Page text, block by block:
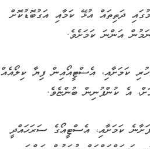
ދަތިތައް އުޅޭ ކަމާއި އަގުބޮޑުކޮށް
އަންނަ ކަމަށެވެ.
ކަމަށާއި، އެސްޓީއޯއިން ފިޔާ ކިލޯއެއް
ކަމަށާއި، އެސްޓީއޯގެ ސަރަހައްދީ